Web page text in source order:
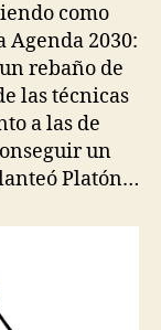
como
Agenda 2030:
rebaño de
las técnicas
a las de
un
Platón…